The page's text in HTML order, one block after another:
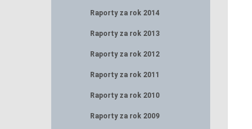
Raporty za rok 2014
Raporty za rok 2013
Raporty za rok 2012
Raporty za rok 2011
Raporty za rok 2010
Raporty za rok 2009